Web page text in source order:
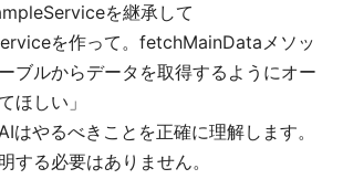
を継承して
を作って。fetchMainDataメソッ
ブルからデータを取得するようにオー
ほしい」
はやるべきことを正確に理解します。
する必要はありません。